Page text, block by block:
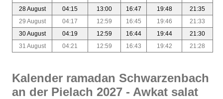
28 August 04:15 13:00 16:47 19:48
21:35
29 August
04:17 12:59 16:45 19:46
21:33
30 August
04:19 12:59 16:44 19:44
21:30
31 August
04:21 12:59 16:43 19:42 21:28
Kalender ramadan Schwarzenbach
an der Pielach 2027 - Awkat salat